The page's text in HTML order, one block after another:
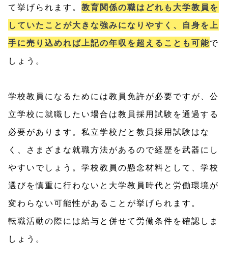
て挙げられます。 教育関係の職はどれも大学教員を
していたことが大きな強みになりやすく、自身を上
手に売り込めれば上記の年収を超えることも可能で
しょう。
学校教員になるためには教員免許が必要ですが、公
立学校に就職したい場合は教員採用試験を通過する
必要があります。私立学校だと教員採用試験はな
く、さまざまな就職方法があるので経歴を武器にし
やすいでしょう。学校教員の懸念材料として、学校
選びを慎重に行わないと大学教員時代と労働環境が
変わらない可能性があることが挙げられます。
転職活動の際には給与と併せて労働条件を確認しま
しょう。